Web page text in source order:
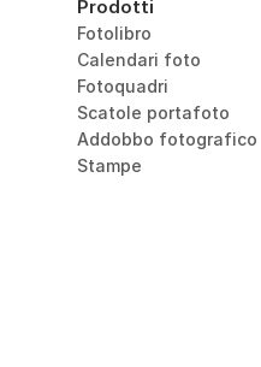
Prodotti
Fotolibro
Calendari foto
Fotoquadri
Scatole portafoto
Addobbo fotografico
Stampe